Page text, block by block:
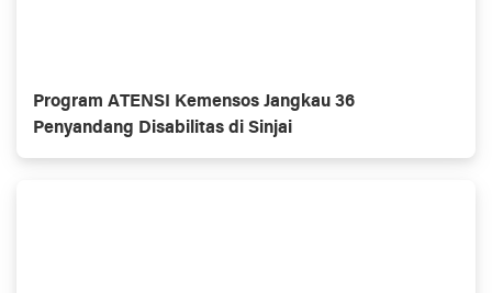
Program ATENSI Kemensos Jangkau 36
Penyandang Disabilitas di Sinjai